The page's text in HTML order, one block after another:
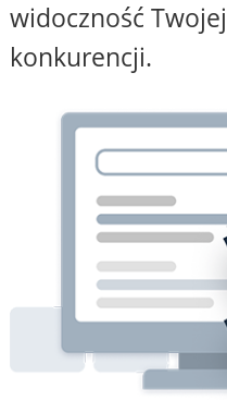
widoczność
konkurencji.